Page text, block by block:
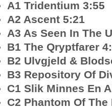
A1 Tridentium 3:55
A2 Ascent 5:21
A3 As Seen In The
B1 The Qryptfarer
B2 Ulvgjeld &
B3 Repository Of
C1 Slik Minnes En
C2 Phantom Of The